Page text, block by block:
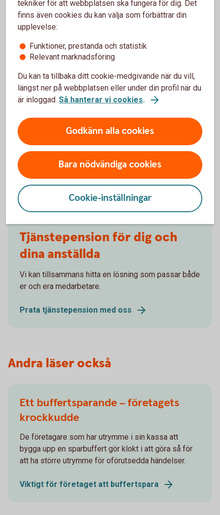
din egen ekonomi på längre sikt.
Få stöd i frågor om sparande
och pension
dig och ditt företag – oavsett om det gäller
sparande, pension eller försäkringar.
Kontakta oss på 0771-33 44 33 eller prata med
din rådgivare
Tjänstepension för dig och
dina anställda
Vi kan tillsammans hitta en lösning som passar både
er och era medarbetare.
Prata tjänstepension med oss
Andra läser också
Ett buffertsparande – företagets
krockkudde
De företagare som har utrymme i sin kassa att
bygga upp en sparbuffert gör klokt i att göra så för
att ha större utrymme för oförutsedda händelser.
Viktigt för företaget att buffertspara
tekniker för att webbplatsen ska fungera för dig. Det
finns även cookies du kan välja som förbättrar din
upplevelse:
Funktioner, prestanda och statistik
Relevant marknadsföring
Du kan ta tillbaka ditt cookie-medgivande när du vill,
längst ner på webbplatsen eller under din profil när du
är inloggad. Så hanterar vi cookies.
Godkänn alla cookies
Bara nödvändiga cookies
Cookie-inställningar